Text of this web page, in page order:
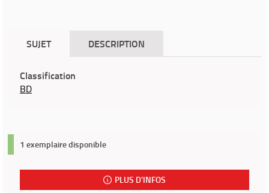
SUJET DESCRIPTION
Classification
BD
1 exemplaire disponible
PLUS D'INFOS